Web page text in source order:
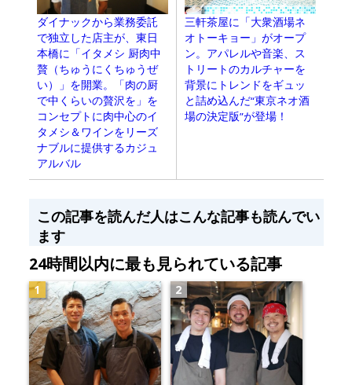
ダイナックから業務委託
で独立した店主が、東日
本橋に「イタメシ 厨肉中
贅（ちゅうにくちゅうぜ
い）」を開業。「肉の厨
で中くらいの贅沢を」を
コンセプトに肉中心のイ
タメシ＆ワインをリーズ
ナブルに提供するカジュ
アルバル
三軒茶屋に「大衆酒場ネ
オトーキョー」がオープ
ン。アパレルや音楽、ス
トリートのカルチャーを
背景にトレンドをギュッ
と詰め込んだ“東京ネオ酒
場の決定版”が登場！
この記事を読んだ人はこんな記事も読んでい
ます
24時間以内に最も見られている記事